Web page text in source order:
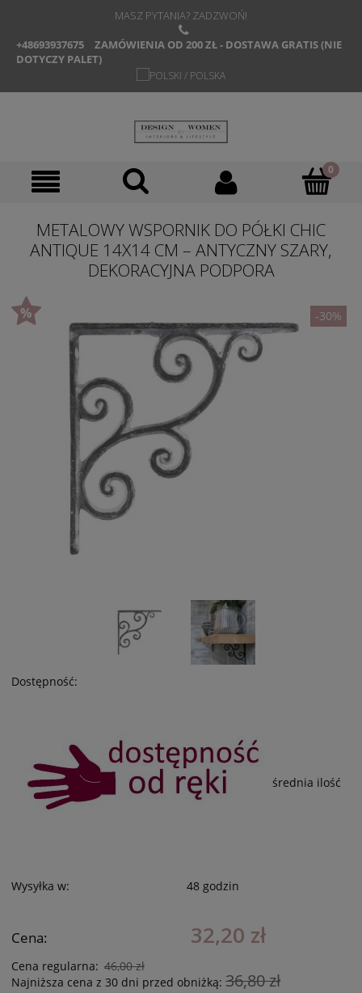
MASZ PYTANIA? ZADZWOŃ!
+48693937675
ZAMÓWIENIA OD 200 ZŁ - DOSTAWA GRATIS (NIE
DOTYCZY PALET)
METALOWY WSPORNIK DO PÓŁKI CHIC
ANTIQUE 14X14 CM – ANTYCZNY SZARY,
DEKORACYJNA PODPORA
-30%
Dostępność:
średnia ilość
Wysyłka w: 48 godzin
Cena: 32,20 zł
Cena regularna: 46,00 zł
Najniższa cena z 30 dni przed obniżką: 36,80 zł